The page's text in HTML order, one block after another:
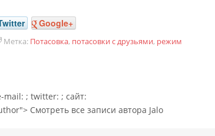
Google+
Метка: Потасовка, потасовки с друзьями, режим
mail: ; twitter: ; сайт:
Смотреть все записи автора Jalo